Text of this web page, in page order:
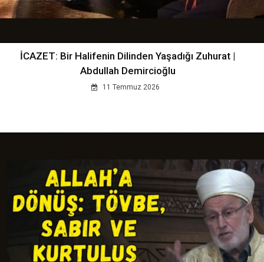
İCAZET: Bir Halifenin Dilinden Yaşadığı Zuhurat |
Abdullah Demircioğlu
11 Temmuz 2026